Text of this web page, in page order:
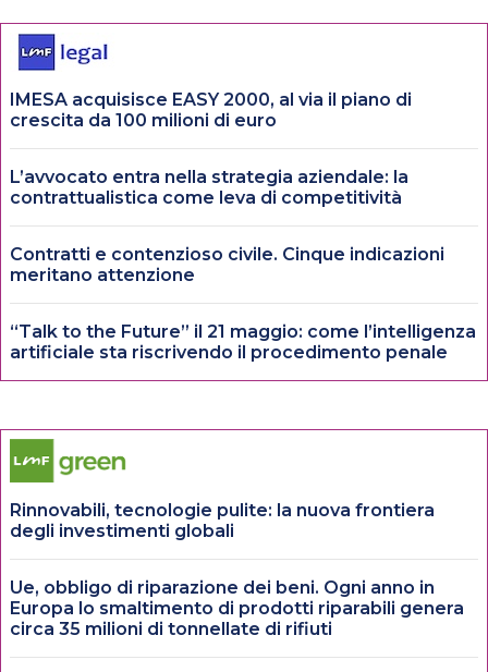
IMESA acquisisce EASY 2000, al via il piano di
crescita da 100 milioni di euro
L’avvocato entra nella strategia aziendale: la
contrattualistica come leva di competitività
Contratti e contenzioso civile. Cinque indicazioni
meritano attenzione
“Talk to the Future” il 21 maggio: come l’intelligenza
artificiale sta riscrivendo il procedimento penale
Rinnovabili, tecnologie pulite: la nuova frontiera
degli investimenti globali
Ue, obbligo di riparazione dei beni. Ogni anno in
Europa lo smaltimento di prodotti riparabili genera
circa 35 milioni di tonnellate di rifiuti